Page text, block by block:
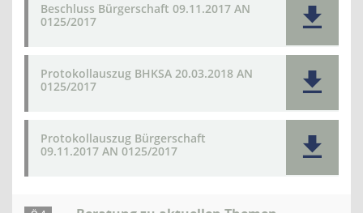
Beschluss Bürgerschaft 09.11.2017 AN
0125/2017
Protokollauszug BHKSA 20.03.2018 AN
0125/2017
Protokollauszug Bürgerschaft
09.11.2017 AN 0125/2017